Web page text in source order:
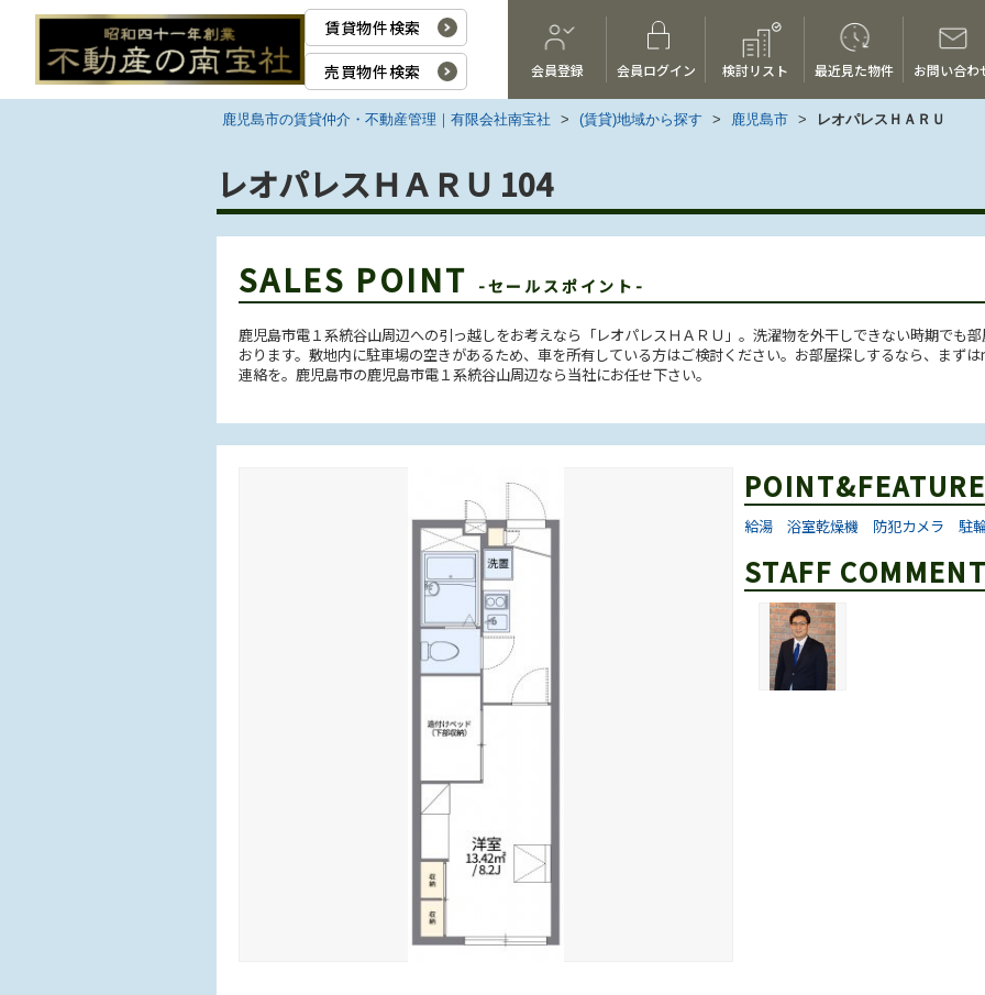
賃貸物件検索
売買物件検索
会員登録 会員ログイン 検討リスト 最近見た物件 お問い合わ
鹿児島市の賃貸仲介・不動産管理｜有限会社南宝社 > (賃貸)地域から探す > 鹿児島市 > レオパレスＨＡＲＵ
レオパレスＨＡＲＵ 104
SALES POINT -セールスポイント-
鹿児島市電１系統谷山周辺への引っ越しをお考えなら「レオパレスＨＡＲＵ」。洗濯物を外干しできない時期でも
おります。敷地内に駐車場の空きがあるため、車を所有している方はご検討ください。お部屋探しするなら、まず
連絡を。鹿児島市の鹿児島市電１系統谷山周辺なら当社にお任せ下さい。
給湯 浴室乾燥機 防犯カメラ 駐
STAFF